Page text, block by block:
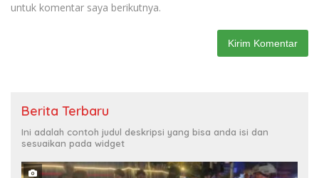
untuk komentar saya berikutnya.
Berita Terbaru
Ini adalah contoh judul deskripsi yang bisa anda isi dan
sesuaikan pada widget